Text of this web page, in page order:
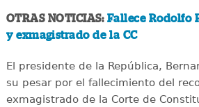
OTRAS NOTICIAS: Fallece Rodolfo
y exmagistrado de la CC
El presidente de la República,
su pesar por el fallecimiento del
exmagistrado de la Corte de